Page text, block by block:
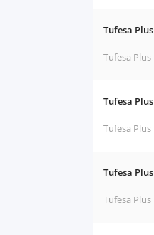
Tufesa Plus
Tufesa Plus
Tufesa Plus
Tufesa Plus
Tufesa Plus
Tufesa Plus